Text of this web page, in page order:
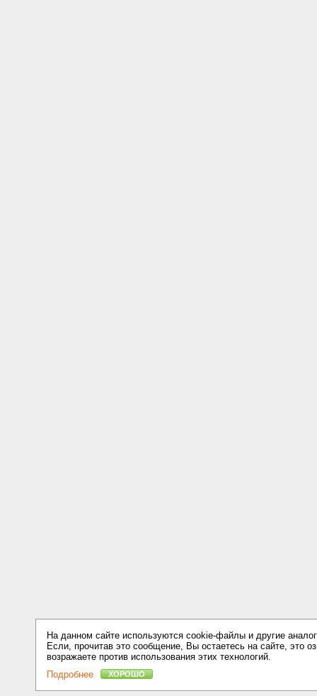
На данном сайте используются cookie-файлы и другие
Если, прочитав это сообщение, Вы остаетесь на сайте, это
возражаете против использования этих технологий.
Подробнее
ХОРОШО